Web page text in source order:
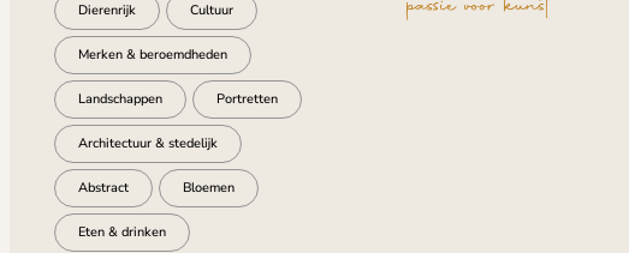
Dierenrijk Cultuur
Merken & beroemdheden
Landschappen Portretten
Architectuur & stedelijk
Abstract Bloemen
Eten & drinken